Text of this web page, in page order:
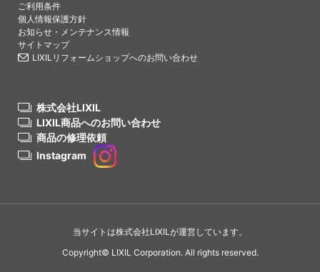
ご利用条件
個人情報保護方針
お知らせ・メンテナンス情報
サイトマップ
LIXILリフォームショップへのお問い合わせ
株式会社LIXIL
LIXIL商品へのお問い合わせ
商品の修理依頼
Instagram
当サイトは株式会社LIXILが運営しています。
Copyright© LIXIL Corporation. All rights reserved.